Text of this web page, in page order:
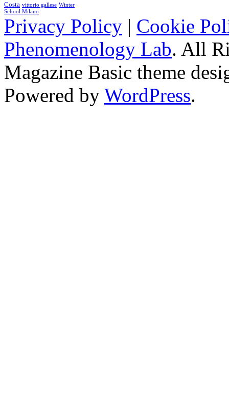
Costa vittorio gallese Winter
School Milano
Privacy Policy | Cookie
Phenomenology Lab. All
Magazine Basic theme
Powered by WordPress.